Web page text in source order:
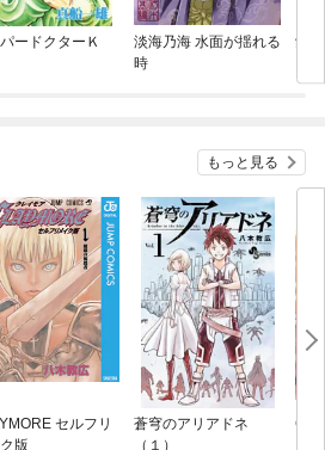
ードクターＫ
淡海乃海 水面が揺れる
時
餓
もっと見る
セルフリ
版
蒼穹のアリアドネ
（１）